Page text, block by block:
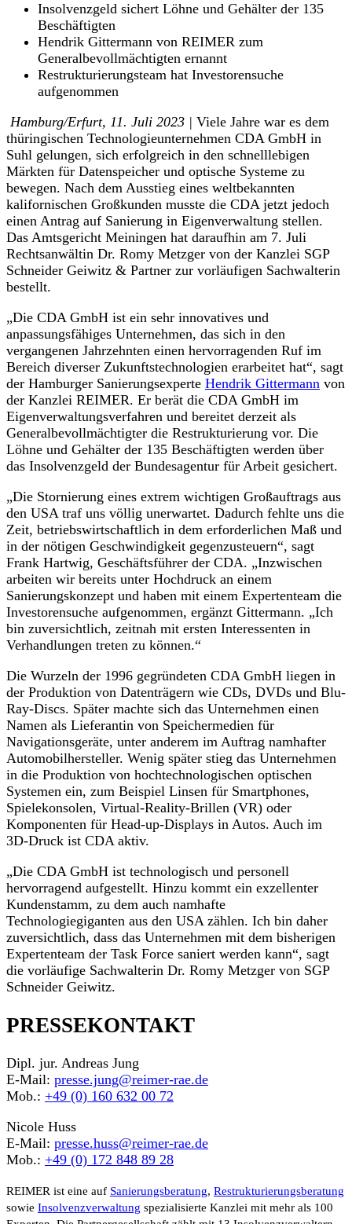
Insolvenzgeld sichert Löhne und Gehälter der 135
Beschäftigten
Hendrik Gittermann von REIMER zum
Generalbevollmächtigten ernannt
Restrukturierungsteam hat Investorensuche
aufgenommen
Hamburg/Erfurt, 11. Juli 2023 | Viele Jahre war es dem
thüringischen Technologieunternehmen CDA GmbH in
Suhl gelungen, sich erfolgreich in den schnelllebigen
Märkten für Datenspeicher und optische Systeme zu
bewegen. Nach dem Ausstieg eines weltbekannten
kalifornischen Großkunden musste die CDA jetzt jedoch
einen Antrag auf Sanierung in Eigenverwaltung stellen.
Das Amtsgericht Meiningen hat daraufhin am 7. Juli
Rechtsanwältin Dr. Romy Metzger von der Kanzlei SGP
Schneider Geiwitz & Partner zur vorläufigen Sachwalterin
bestellt.
„Die CDA GmbH ist ein sehr innovatives und
anpassungsfähiges Unternehmen, das sich in den
vergangenen Jahrzehnten einen hervorragenden Ruf im
Bereich diverser Zukunftstechnologien erarbeitet hat“, sagt
der Hamburger Sanierungsexperte Hendrik Gittermann von
der Kanzlei REIMER. Er berät die CDA GmbH im
Eigenverwaltungsverfahren und bereitet derzeit als
Generalbevollmächtigter die Restrukturierung vor. Die
Löhne und Gehälter der 135 Beschäftigten werden über
das Insolvenzgeld der Bundesagentur für Arbeit gesichert.
„Die Stornierung eines extrem wichtigen Großauftrags aus
den USA traf uns völlig unerwartet. Dadurch fehlte uns die
Zeit, betriebswirtschaftlich in dem erforderlichen Maß und
in der nötigen Geschwindigkeit gegenzusteuern“, sagt
Frank Hartwig, Geschäftsführer der CDA. „Inzwischen
arbeiten wir bereits unter Hochdruck an einem
Sanierungskonzept und haben mit einem Expertenteam die
Investorensuche aufgenommen, ergänzt Gittermann. „Ich
bin zuversichtlich, zeitnah mit ersten Interessenten in
Verhandlungen treten zu können.“
Die Wurzeln der 1996 gegründeten CDA GmbH liegen in
der Produktion von Datenträgern wie CDs, DVDs und Blu-
Ray-Discs. Später machte sich das Unternehmen einen
Namen als Lieferantin von Speichermedien für
Navigationsgeräte, unter anderem im Auftrag namhafter
Automobilhersteller. Wenig später stieg das Unternehmen
in die Produktion von hochtechnologischen optischen
Systemen ein, zum Beispiel Linsen für Smartphones,
Spielekonsolen, Virtual-Reality-Brillen (VR) oder
Komponenten für Head-up-Displays in Autos. Auch im
3D-Druck ist CDA aktiv.
„Die CDA GmbH ist technologisch und personell
hervorragend aufgestellt. Hinzu kommt ein exzellenter
Kundenstamm, zu dem auch namhafte
Technologiegiganten aus den USA zählen. Ich bin daher
zuversichtlich, dass das Unternehmen mit dem bisherigen
Expertenteam der Task Force saniert werden kann“, sagt
die vorläufige Sachwalterin Dr. Romy Metzger von SGP
Schneider Geiwitz.
PRESSEKONTAKT
Dipl. jur. Andreas Jung
E-Mail: presse.jung@reimer-rae.de
Mob.: +49 (0) 160 632 00 72
Nicole Huss
E-Mail: presse.huss@reimer-rae.de
Mob.: +49 (0) 172 848 89 28
REIMER ist eine auf Sanierungsberatung, Restrukturierungsberatung
sowie Insolvenzverwaltung spezialisierte Kanzlei mit mehr als 100